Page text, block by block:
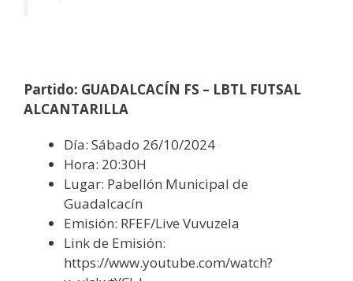
Partido: GUADALCACÍN FS – LBTL FUTSAL
ALCANTARILLA
Día: Sábado 26/10/2024
Hora: 20:30H
Lugar: Pabellón Municipal de
Guadalcacín
Emisión: RFEF/Live Vuvuzela
Link de Emisión:
https://www.youtube.com/watch?